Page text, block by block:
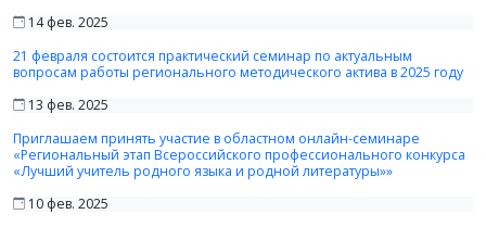
14 фев. 2025
21 февраля состоится практический семинар по актуальным
вопросам работы регионального методического актива в 2025 году
13 фев. 2025
Приглашаем принять участие в областном онлайн-семинаре
«Региональный этап Всероссийского профессионального конкурса
«Лучший учитель родного языка и родной литературы»»
10 фев. 2025